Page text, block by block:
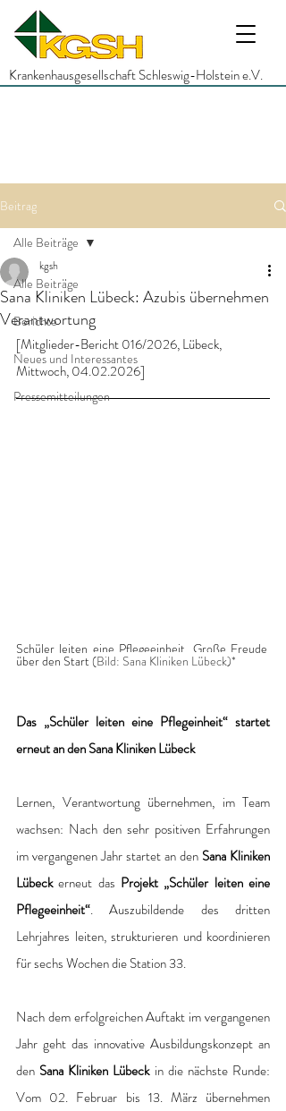
Krankenhausgesellschaft Schleswig-Holstein e.V.
Beitrag
Alle Beiträge
Berichte
Neues und Interessantes
Pressemitteilungen
Alle Beiträge
Sana Kliniken Lübeck: Azubis übernehmen
Verantwortung
kgsh
[Mitglieder-Bericht 016/2026, Lübeck,
Mittwoch, 04.02.2026]
Schüler leiten eine Pflegeeinheit. Große Freude
über den Start (Bild: Sana Kliniken Lübeck)*
Das „Schüler leiten eine Pflegeinheit“ startet
erneut an den Sana Kliniken Lübeck
Lernen, Verantwortung übernehmen, im Team
wachsen: Nach den sehr positiven Erfahrungen
im vergangenen Jahr startet an den Sana Kliniken
Lübeck erneut das Projekt „Schüler leiten eine
Pflegeeinheit“. Auszubildende des dritten
Lehrjahres leiten, strukturieren und koordinieren
für sechs Wochen die Station 33.
Nach dem erfolgreichen Auftakt im vergangenen
Jahr geht das innovative Ausbildungskonzept an
den Sana Kliniken Lübeck in die nächste Runde:
Vom 02. Februar bis 13. März übernehmen